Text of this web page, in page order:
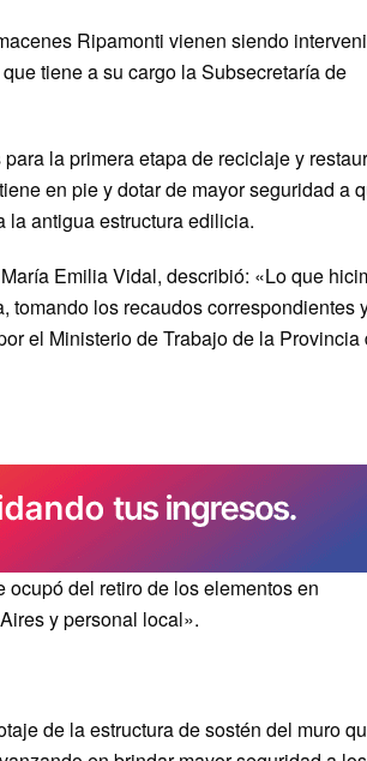
Ripamonti vienen siendo
tiene a su cargo la Subsecretaría de
la primera etapa de reciclaje y
en pie y dotar de mayor seguridad a
la antigua estructura edilicia.
Emilia Vidal, describió: «Lo que
tomando los recaudos correspondientes
el Ministerio de Trabajo de la Provincia
del retiro de los elementos en
y personal local».
de la estructura de sostén del muro